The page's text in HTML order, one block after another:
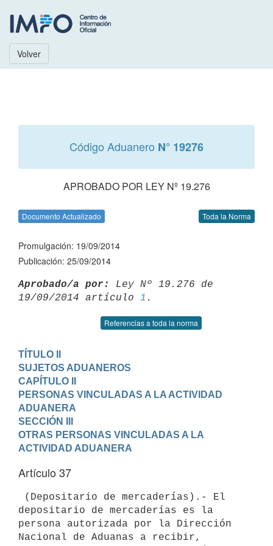
Volver
Código Aduanero N° 19276
APROBADO POR LEY Nº 19.276
Documento Actualizado Toda la Norma
Promulgación: 19/09/2014
Publicación: 25/09/2014
Aprobado/a por:
Ley Nº 19.276 de
19/09/2014 artículo 1
Referencias a toda la norma
TÍTULO II
SUJETOS ADUANEROS
CAPÍTULO II
PERSONAS VINCULADAS A LA ACTIVIDAD
ADUANERA
SECCIÓN III
OTRAS PERSONAS VINCULADAS A LA
ACTIVIDAD ADUANERA
Artículo 37
depositario de mercaderías es la
persona autorizada por la Dirección
Nacional de Aduanas a recibir,